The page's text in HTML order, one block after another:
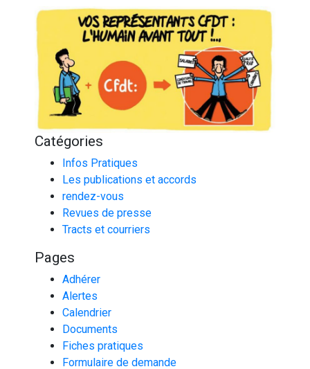
Catégories
Infos Pratiques
Les publications et accords
rendez-vous
Revues de presse
Tracts et courriers
Pages
Adhérer
Alertes
Calendrier
Documents
Fiches pratiques
Formulaire de demande